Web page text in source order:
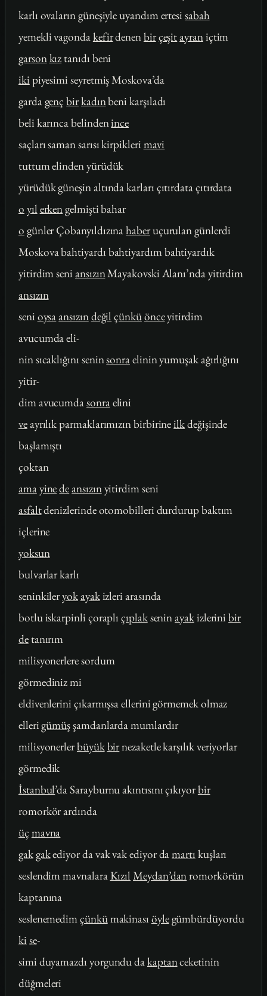
karlı ovaların güneşiyle uyandım ertesisabah
yemekli vagondakefirdenenbirçeşitayraniçtim
garsonkız tanıdı beni
iki piyesimi seyretmiş Moskova’da
gardagenç birkadınbeni karşıladı
beli karınca belindenince
saçları saman sarısı kirpikleri mavi
tuttum elinden yürüdük
yürüdük güneşin altında karları çıtırdata çıtırdata
o yıl erkengelmişti bahar
o günler Çobanyıldızınahaberuçurulan günlerdi
Moskova bahtiyardı bahtiyardım bahtiyardık
yitirdim seni ansızınMayakovski Alanı’nda yitirdim
ansızın
seni oysaansızındeğil çünküönceyitirdim
avucumda eli-
nin sıcaklığını seninsonraelinin yumuşak ağırlığını
yitir-
dim avucumdasonraelini
veayrılık parmaklarımızın birbirineilkdeğişinde
başlamıştı
çoktan
amayinedeansızınyitirdim seni
asfaltdenizlerinde otomobilleri durdurup baktım
içlerine
yoksun
bulvarlar karlı
seninkileryokayakizleri arasında
botlu iskarpinli çoraplıçıplakseninayakizlerinibir
detanırım
milisyonerlere sordum
görmediniz mi
eldivenlerini çıkarmışsa ellerini görmemek olmaz
ellerigümüşşamdanlarda mumlardır
milisyonerlerbüyükbirnezaketle karşılık veriyorlar
görmedik
İstanbul’da Sarayburnu akıntısını çıkıyorbir
romorkör ardında
üç mavna
gakgakediyor da vak vak ediyor damartı kuşları
seslendim mavnalaraKızıl Meydan’danromorkörün
kaptanına
seslenemedimçünkümakinası öylegümbürdüyordu
ki se-
simi duyamazdı yorgundu dakaptanceketinin
düğmeleri